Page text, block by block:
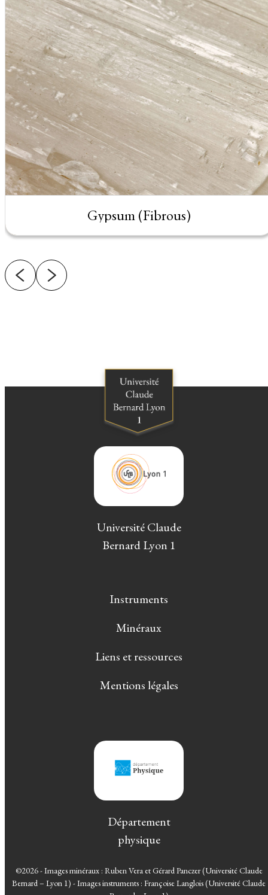
Gypsum (Fibrous)
Université Claude
Bernard Lyon 1
Instruments
Minéraux
Liens et ressources
Mentions légales
Département
physique
©2026 - Images minéraux : Ruben Vera et Gérard Panczer (Université Claude
Bernard – Lyon 1) - Images instruments : Françoise Langlois (Université Claude